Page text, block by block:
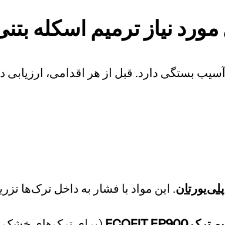
نیاز ترمیم اسکله
بستگی دارد. قبل از هر اقدامی،
. این مواد با فشار به داخل ترک‌ها